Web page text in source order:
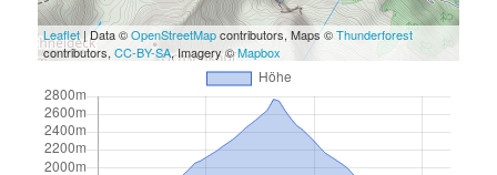
Leaflet| Data ©OpenStreetMapcontributors, Maps ©Thunderforest
contributors, CC-BY-SA, Imagery ©Mapbox